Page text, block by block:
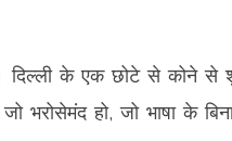
दिल्ली के एक छोटे से कोने से
भरोसेमंद हो, जो भाषा के